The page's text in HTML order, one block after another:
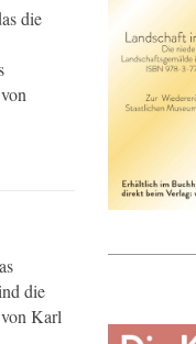
die
die
Karl